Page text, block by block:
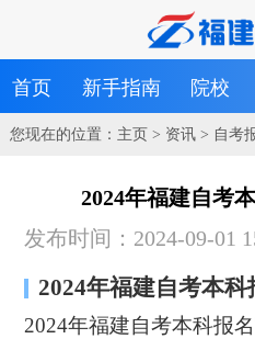
首页 新手指南 院校
您现在的位置： 主页> 资讯> 自考
2024年福建自考
发布时间：2024-09-01
2024年福建自考本科
2024年福建自考本科报